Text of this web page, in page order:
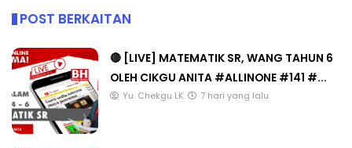
POST BERKAITAN
🔴 [LIVE] MATEMATIK SR, WANG TAHUN 6
OLEH CIKGU ANITA #ALLINONE #141 #...
Yu. Chekgu LK 7 hari yang lalu